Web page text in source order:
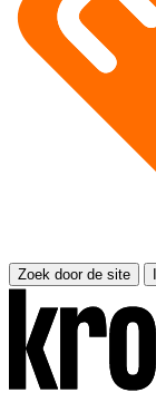
Zoek door de site